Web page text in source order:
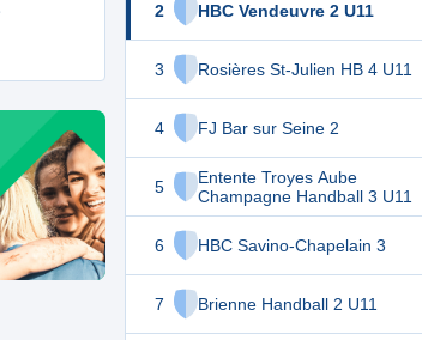
2 HBC Vendeuvre 2 U11
3 Rosières St-Julien HB 4 U11
4 FJ Bar sur Seine 2
5
Entente Troyes Aube
Champagne Handball 3 U11
6 HBC Savino-Chapelain 3
7 Brienne Handball 2 U11